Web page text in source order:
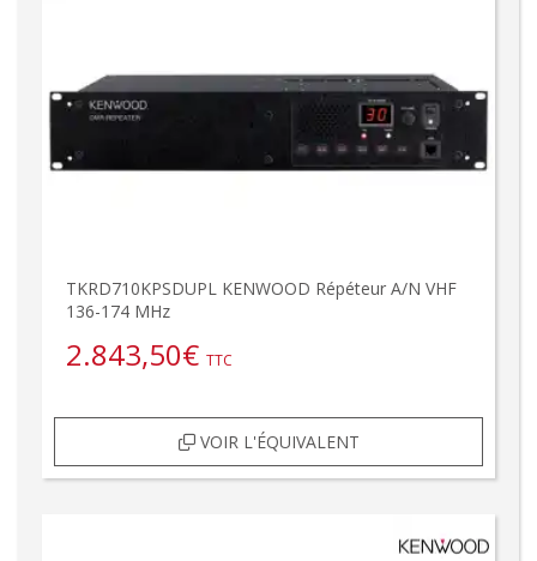
TKRD710KPSDUPL KENWOOD Répéteur A/N VHF
136-174 MHz
2.843,50€ TTC
VOIR L'ÉQUIVALENT